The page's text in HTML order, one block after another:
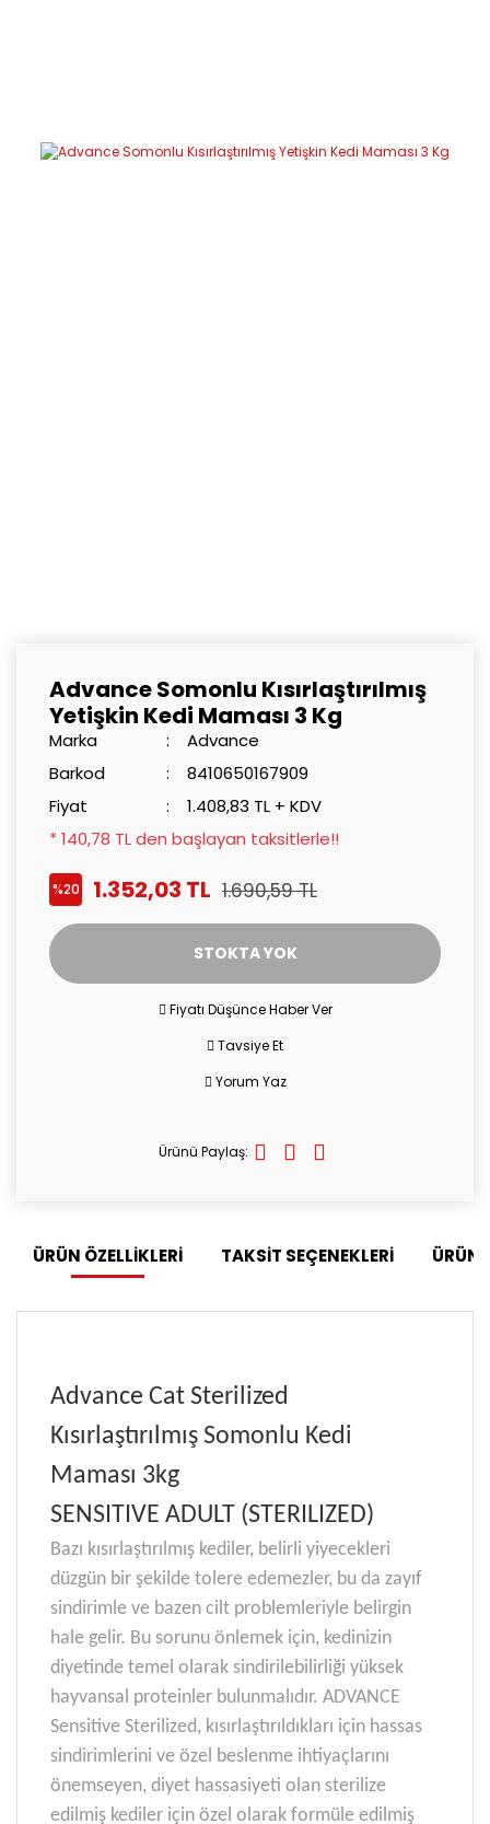
Advance Somonlu Kısırlaştırılmış
Yetişkin Kedi Maması 3 Kg
Marka
Advance
Barkod
8410650167909
Fiyat
1.408,83 TL + KDV
* 140,78 TL den başlayan taksitlerle!!
%20 1.352,03 TL 1.690,59 TL
STOKTA YOK
Fiyatı Düşünce Haber Ver
Tavsiye Et
Yorum Yaz
Ürünü Paylaş:
ÜRÜN ÖZELLİKLERİ TAKSİT SEÇENEKLERİ ÜRÜN
Advance Cat Sterilized
Kısırlaştırılmış Somonlu Kedi
Maması 3kg
SENSITIVE ADULT (STERILIZED)
Bazı kısırlaştırılmış kediler, belirli yiyecekleri
düzgün bir şekilde tolere edemezler, bu da zayıf
sindirimle ve bazen cilt problemleriyle belirgin
hale gelir. Bu sorunu önlemek için, kedinizin
diyetinde temel olarak sindirilebilirliği yüksek
hayvansal proteinler bulunmalıdır. ADVANCE
Sensitive Sterilized, kısırlaştırıldıkları için hassas
sindirimlerini ve özel beslenme ihtiyaçlarını
önemseyen, diyet hassasiyeti olan sterilize
edilmiş kediler için özel olarak formüle edilmiş